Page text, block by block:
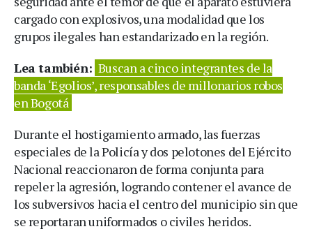
cargado con explosivos, una modalidad que los
grupos ilegales han estandarizado en la región.
Lea también: Buscan a cinco integrantes de la
banda ‘Egolios’, responsables de millonarios robos
en Bogotá
Durante el hostigamiento armado, las fuerzas
especiales de la Policía y dos pelotones del Ejército
Nacional reaccionaron de forma conjunta para
repeler la agresión, logrando contener el avance de
los subversivos hacia el centro del municipio sin que
se reportaran uniformados o civiles heridos.